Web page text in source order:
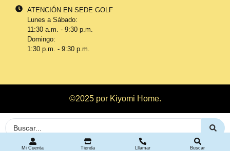
ATENCIÓN EN SEDE GOLF
Lunes a Sábado:
11:30 a.m. - 9:30 p.m.
Domingo:
1:30 p.m. - 9:30 p.m.
©2025 por Kiyomi Home.
Mi Cuenta Tienda Lllamar Buscar